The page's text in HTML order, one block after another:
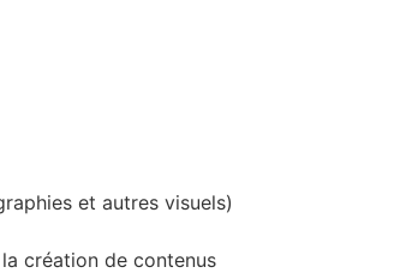
et autres visuels)
création de contenus